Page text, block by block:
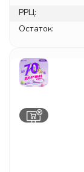
РРЦ:
Остаток: